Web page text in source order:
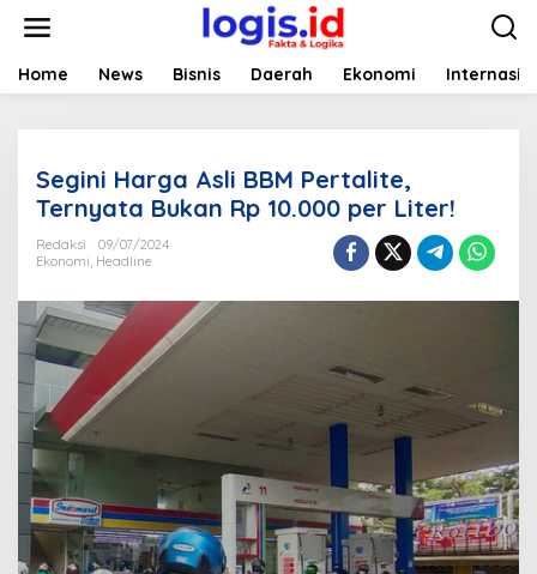
t
Home News Bisnis Daerah Ekonomi
Segini Harga Asli BBM Pertalite,
Ternyata Bukan Rp 10.000 per Liter!
Redaksi
09/07/2024
Ekonomi, Headline